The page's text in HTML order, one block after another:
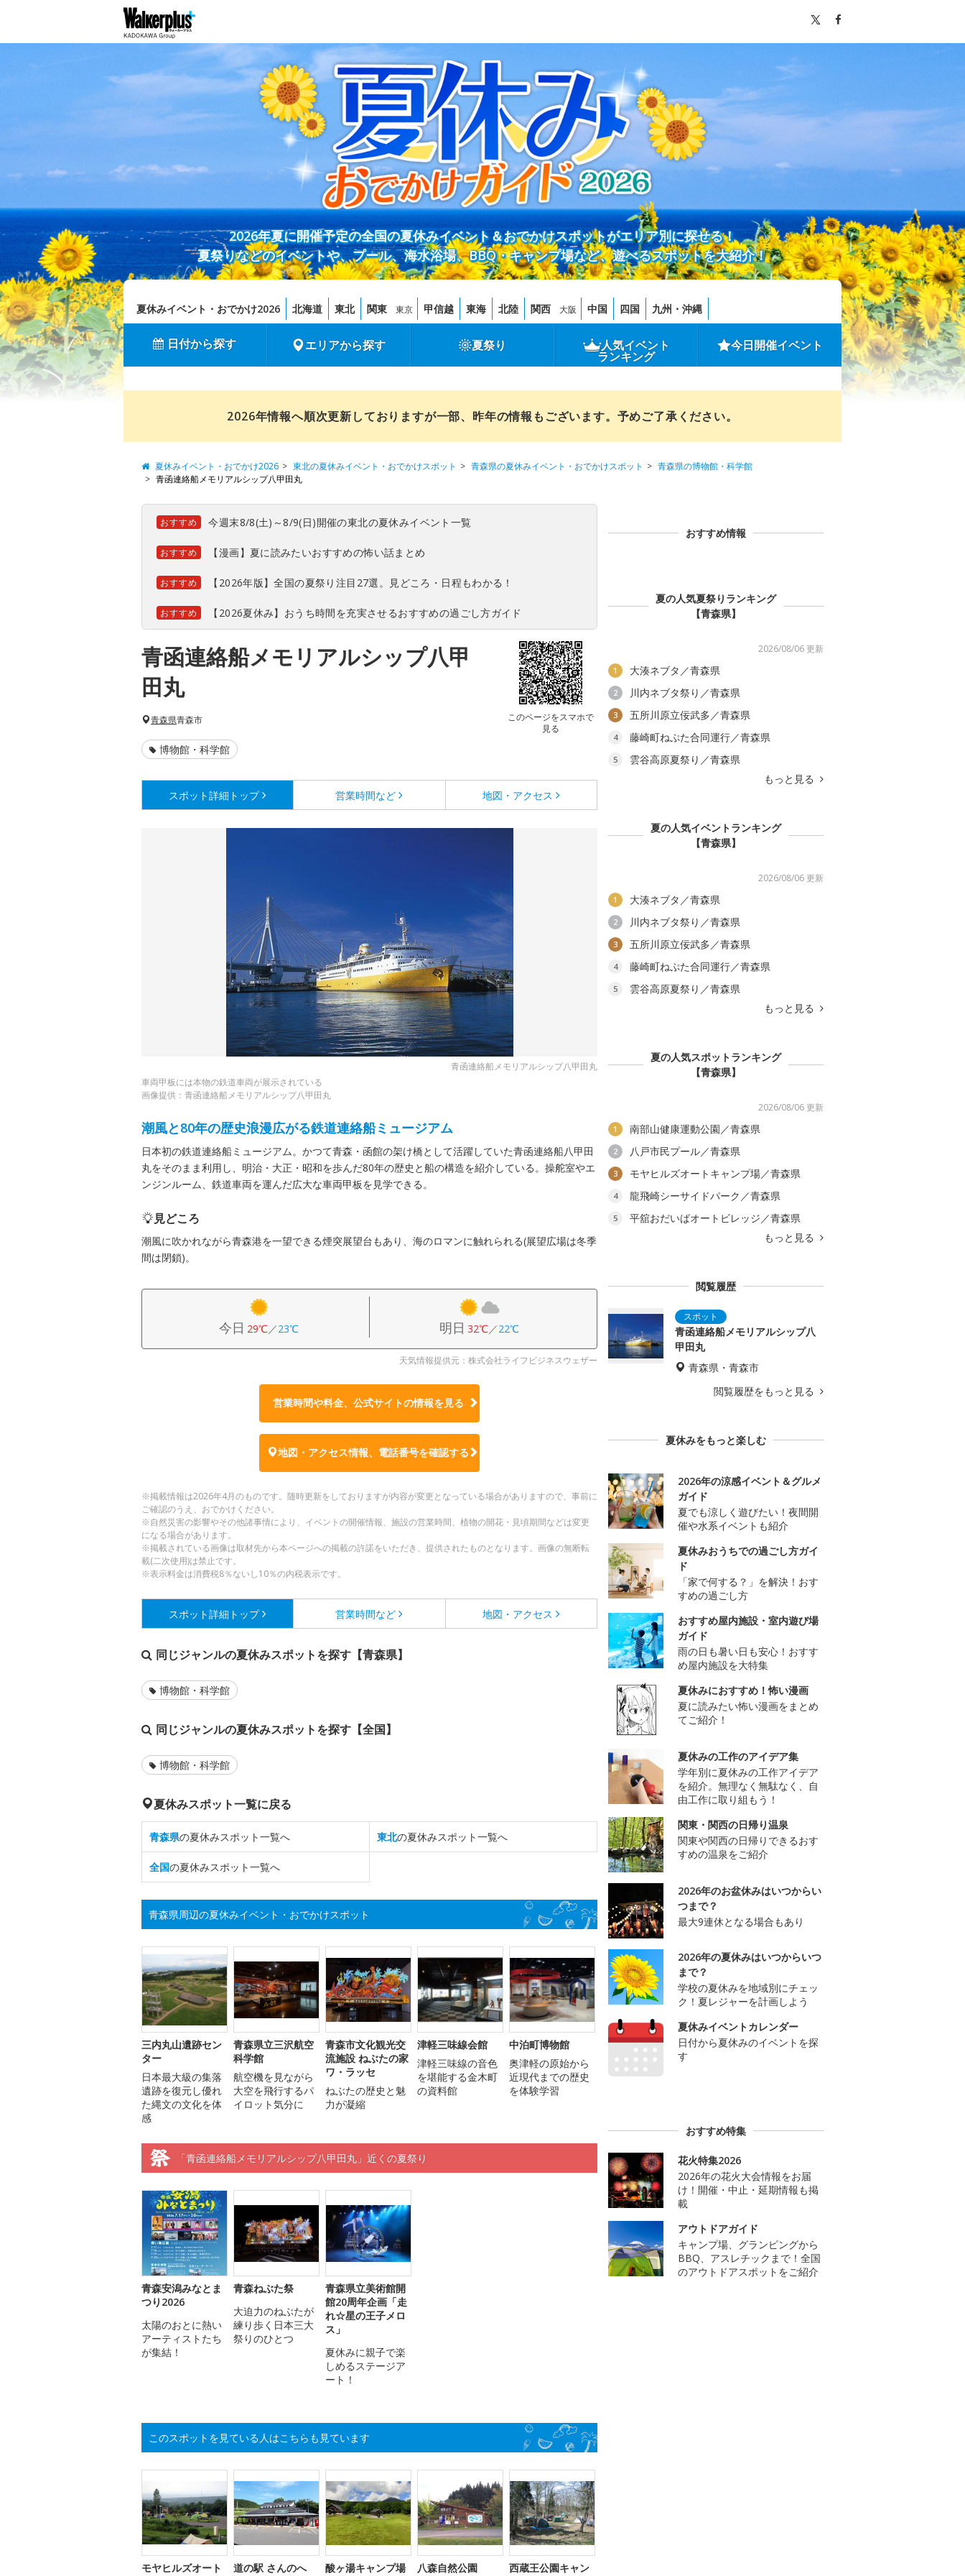
2026年夏に開催予定の全国の夏休みイベント＆おでかけスポットがエリア別に探せる！
夏祭りなどのイベントや、プール、海水浴場、BBQ・キャンプ場など、遊べるスポットを大紹介！
夏休みイベント・おでかけ2026 北海道 東北 関東 東京 甲信越 東海 北陸 関西 大阪 中国 四国 九州・沖縄
日付から探す エリアから探す 夏祭り 人気イベント
ランキング
今日開催イベント
2026年情報へ順次更新しておりますが一部、昨年の情報もございます。予めご了承ください。
夏休みイベント・おでかけ2026 東北の夏休みイベント・おでかけスポット 青森県の夏休みイベント・おでかけスポット
青森県の博物館・科学館
青函連絡船メモリアルシップ八甲田丸
おすすめ 今週末8/8(土)～8/9(日)開催の東北の夏休みイベント一覧
おすすめ 【漫画】夏に読みたいおすすめの怖い話まとめ
おすすめ 【2026年版】全国の夏祭り注目27選。見どころ・日程もわかる！
おすすめ 【2026夏休み】おうち時間を充実させるおすすめの過ごし方ガイド
青函連絡船メモリアルシップ八甲
田丸
このページをスマホで
見る
青森県青森市
博物館・科学館
スポット詳細 トップ 営業時間など 地図・アクセス
青函連絡船メモリアルシップ八甲田丸
車両甲板には本物の鉄道車両が展示されている
画像提供：青函連絡船メモリアルシップ八甲田丸
潮風と80年の歴史浪漫広がる鉄道連絡船ミュージアム
日本初の鉄道連絡船ミュージアム。かつて青森・函館の架け橋として活躍していた青函連絡船八甲田
丸をそのまま利用し、明治・大正・昭和を歩んだ80年の歴史と船の構造を紹介している。操舵室やエ
ンジンルーム、鉄道車両を運んだ広大な車両甲板を見学できる。
見どころ
潮風に吹かれながら青森港を一望できる煙突展望台もあり、海のロマンに触れられる(展望広場は冬季
間は閉鎖)。
今日 29℃／23℃ 明日 32℃／22℃
天気情報提供元：株式会社ライフビジネスウェザー
営業時間や料金、公式サイトの情報を見る
地図・アクセス情報、電話番号を確認する
※掲載情報は2026年4月のものです。随時更新をしておりますが内容が変更となっている場合がありますので、事前に
ご確認のうえ、おでかけください。
※自然災害の影響やその他諸事情により、イベントの開催情報、施設の営業時間、植物の開花・見頃期間などは変更
になる場合があります。
※掲載されている画像は取材先から本ページへの掲載の許諾をいただき、提供されたものとなります。画像の無断転
載(二次使用)は禁止です。
※表示料金は消費税8％ないし10％の内税表示です。
スポット詳細 トップ 営業時間など 地図・アクセス
同じジャンルの夏休みスポットを探す【青森県】
博物館・科学館
同じジャンルの夏休みスポットを探す【全国】
博物館・科学館
夏休みスポット一覧に戻る
青森県の夏休みスポット一覧へ 東北の夏休みスポット一覧へ
全国の夏休みスポット一覧へ
青森県周辺の夏休みイベント・おでかけスポット
三内丸山遺跡セン
ター
日本最大級の集落
遺跡を復元し優れ
た縄文の文化を体
感
青森県立三沢航空
科学館
航空機を見ながら
大空を飛行するパ
イロット気分に
青森市文化観光交
流施設 ねぶたの家
ワ・ラッセ
ねぶたの歴史と魅
力が凝縮
津軽三味線会館
津軽三味線の音色
を堪能する金木町
の資料館
中泊町博物館
奥津軽の原始から
近現代までの歴史
を体験学習
「青函連絡船メモリアルシップ八甲田丸」近くの夏祭り
青森安潟みなとま
つり2026
太陽のおとに熱い
アーティストたち
が集結！
青森ねぶた祭
大迫力のねぶたが
練り歩く日本三大
祭りのひとつ
青森県立美術館開
館20周年企画「走
れ☆星の王子メロ
ス」
夏休みに親子で楽
しめるステージア
ート！
このスポットを見ている人はこちらも見ています
モヤヒルズオート
道の駅 さんのへ 酸ヶ湯キャンプ場 八森自然公園
西蔵王公園キャン
おすすめ情報
夏の人気夏祭りランキング
【青森県】
2026/08/06 更新
1 大湊ネブタ／青森県
2 川内ネブタ祭り／青森県
3 五所川原立佞武多／青森県
4 藤崎町ねぷた合同運行／青森県
5
雲谷高原夏祭り／青森県
もっと見る
夏の人気イベントランキング
【青森県】
2026/08/06 更新
1 大湊ネブタ／青森県
2 川内ネブタ祭り／青森県
3 五所川原立佞武多／青森県
4 藤崎町ねぷた合同運行／青森県
5
雲谷高原夏祭り／青森県
もっと見る
夏の人気スポットランキング
【青森県】
2026/08/06 更新
1 南部山健康運動公園／青森県
2 八戸市民プール／青森県
3 モヤヒルズオートキャンプ場／青森県
4 龍飛崎シーサイドパーク／青森県
5
平舘おだいばオートビレッジ／青森県
もっと見る
閲覧履歴
青函連絡船メモリアルシップ八
甲田丸
青森県・青森市
閲覧履歴をもっと見る
夏休みをもっと楽しむ
2026年の涼感イベント＆グルメ
ガイド
夏でも涼しく遊びたい！夜間開
催や水系イベントも紹介
夏休みおうちでの過ごし方ガイ
ド
「家で何する？」を解決！おす
すめの過ごし方
おすすめ屋内施設・室内遊び場
ガイド
雨の日も暑い日も安心！おすす
め屋内施設を大特集
夏休みにおすすめ！怖い漫画
夏に読みたい怖い漫画をまとめ
てご紹介！
夏休みの工作のアイデア集
学年別に夏休みの工作アイデア
を紹介。無理なく無駄なく、自
由工作に取り組もう！
関東・関西の日帰り温泉
関東や関西の日帰りできるおす
すめの温泉をご紹介
2026年のお盆休みはいつからい
つまで？
最大9連休となる場合もあり
2026年の夏休みはいつからいつ
まで？
学校の夏休みを地域別にチェッ
ク！夏レジャーを計画しよう
夏休みイベントカレンダー
日付から夏休みのイベントを探
す
おすすめ特集
花火特集2026
2026年の花火大会情報をお届
け！開催・中止・延期情報も掲
載
アウトドアガイド
キャンプ場、グランピングから
BBQ、アスレチックまで！全国
のアウトドアスポットをご紹介